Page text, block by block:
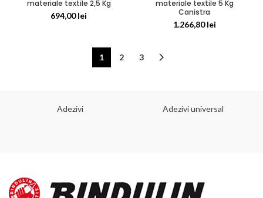
materiale textile 2,5 Kg
694,00lei
materiale textile 5 Kg
Canistra
1.266,80lei
1 2 3
Adezivi Adezivi universal